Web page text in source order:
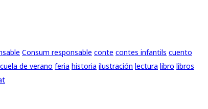
Consum responsable conte contes infantils cuento
de verano feria historia ilustración lectura libro libros